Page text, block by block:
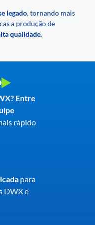
legado, tornando mais
a produção de
qualidade.
Entre
rápido
para
DWX e